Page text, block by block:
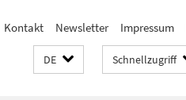
Kontakt Newsletter Impressum
DE Schnellzugriff